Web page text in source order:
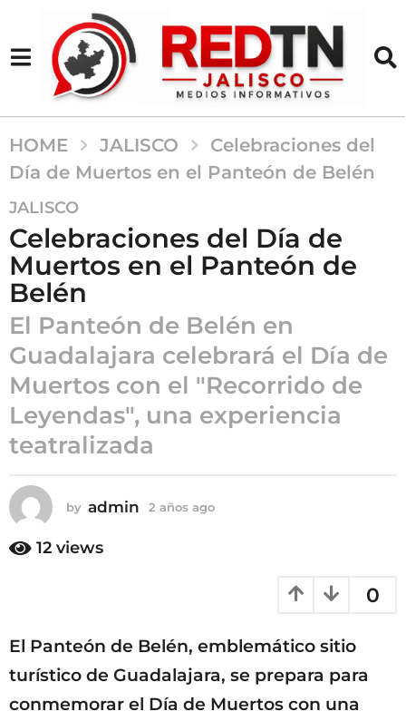
HOME JALISCO
Celebraciones del
Día de Muertos en el Panteón de Belén
2
a
ñ
o
s
g
o
2
a
ñ
o
a
g
JALISCO
Celebraciones del Día de
Muertos en el Panteón de
Belén
El Panteón de Belén en
Guadalajara celebrará el Día de
Muertos con el "Recorrido de
Leyendas", una experiencia
teatralizada
by admin 2 años ago
12 views
0
El Panteón de Belén, emblemático sitio
turístico de Guadalajara, se prepara para
conmemorar el Día de Muertos con una